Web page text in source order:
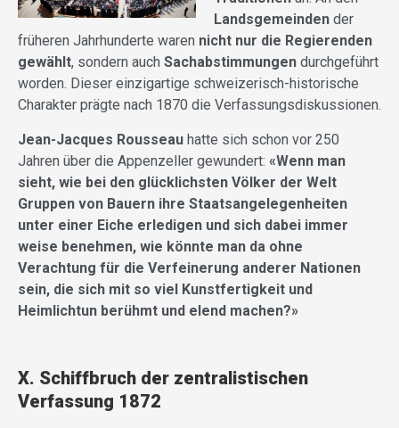
Landsgemeinden der
früheren Jahrhunderte waren nicht nur die Regierenden
gewählt, sondern auch Sachabstimmungen durchgeführt
worden. Dieser einzigartige schweizerisch-historische
Charakter prägte nach 1870 die Verfassungsdiskussionen.
Jean-Jacques Rousseau hatte sich schon vor 250
Jahren über die Appenzeller gewundert: «Wenn man
sieht, wie bei den glücklichsten Völker der Welt
Gruppen von Bauern ihre Staatsangelegenheiten
unter einer Eiche erledigen und sich dabei immer
weise benehmen, wie könnte man da ohne
Verachtung für die Verfeinerung anderer Nationen
sein, die sich mit so viel Kunstfertigkeit und
Heimlichtun berühmt und elend machen?»
X. Schiffbruch der zentralistischen
Verfassung 1872